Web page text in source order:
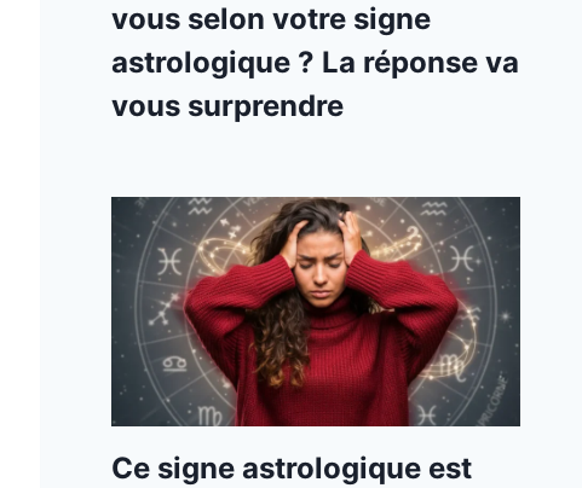
vous selon votre signe
astrologique ? La réponse va
vous surprendre
Ce signe astrologique est